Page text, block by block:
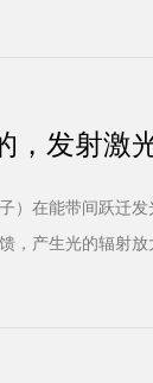
，发射激
）在能带间跃迁
，产生光的辐射放